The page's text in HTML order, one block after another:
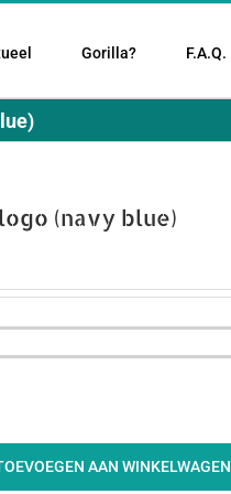
Gorilla? F.A.Q.
(navy blue)
AAN WINKELWAGEN